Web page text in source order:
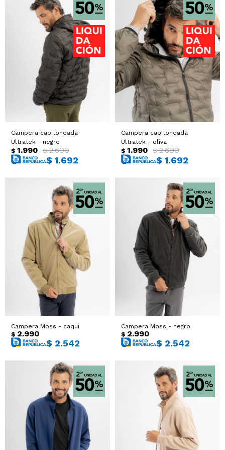
Campera capitoneada
Ultratek - negro
$ 1.990 $ 2.690
$ 1.692
Campera capitoneada
Ultratek - oliva
$ 1.990 $ 2.690
$ 1.692
Campera Moss - caqui
$ 2.990
$ 2.542
Campera Moss - negro
$ 2.990
$ 2.542